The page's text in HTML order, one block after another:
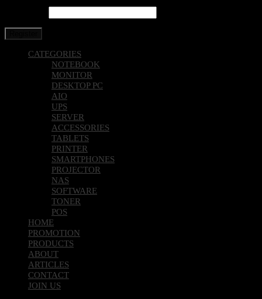
CATEGORIES
NOTEBOOK
MONITOR
DESKTOP PC
AIO
UPS
SERVER
ACCESSORIES
TABLETS
PRINTER
SMARTPHONES
PROJECTOR
NAS
SOFTWARE
TONER
POS
HOME
PROMOTION
PRODUCTS
ABOUT
ARTICLES
CONTACT
JOIN US